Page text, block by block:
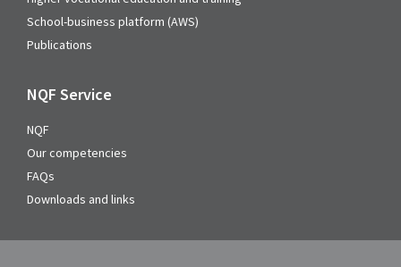
School-business platform (AWS)
Publications
NQF Service
NQF
Our competencies
FAQs
Downloads and links